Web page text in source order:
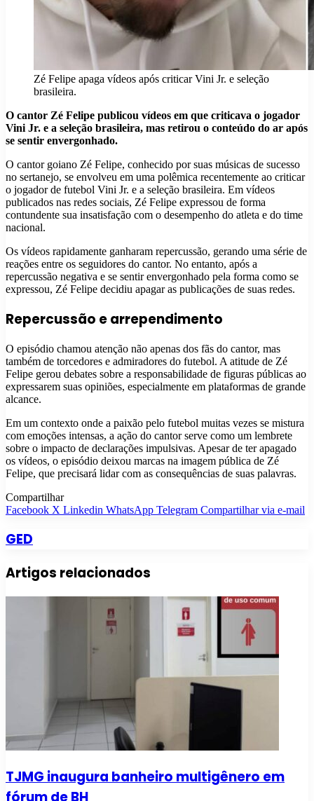
Zé Felipe apaga vídeos após criticar Vini Jr. e seleção
brasileira.
O cantor Zé Felipe publicou vídeos em que criticava o jogador
Vini Jr. e a seleção brasileira, mas retirou o conteúdo do ar após
se sentir envergonhado.
O cantor goiano Zé Felipe, conhecido por suas músicas de sucesso
no sertanejo, se envolveu em uma polêmica recentemente ao criticar
o jogador de futebol Vini Jr. e a seleção brasileira. Em vídeos
publicados nas redes sociais, Zé Felipe expressou de forma
contundente sua insatisfação com o desempenho do atleta e do time
nacional.
Os vídeos rapidamente ganharam repercussão, gerando uma série de
reações entre os seguidores do cantor. No entanto, após a
repercussão negativa e se sentir envergonhado pela forma como se
expressou, Zé Felipe decidiu apagar as publicações de suas redes.
Repercussão e arrependimento
O episódio chamou atenção não apenas dos fãs do cantor, mas
também de torcedores e admiradores do futebol. A atitude de Zé
Felipe gerou debates sobre a responsabilidade de figuras públicas ao
expressarem suas opiniões, especialmente em plataformas de grande
alcance.
Em um contexto onde a paixão pelo futebol muitas vezes se mistura
com emoções intensas, a ação do cantor serve como um lembrete
sobre o impacto de declarações impulsivas. Apesar de ter apagado
os vídeos, o episódio deixou marcas na imagem pública de Zé
Felipe, que precisará lidar com as consequências de suas palavras.
Compartilhar
Facebook X Linkedin WhatsApp Telegram Compartilhar via e-mail
GED
Artigos relacionados
TJMG inaugura banheiro multigênero em
fórum de BH